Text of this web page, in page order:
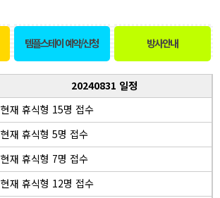
템플스테이 예약/신청 방사안내
20240831 일정
현재 휴식형 15명 접수
현재 휴식형 5명 접수
현재 휴식형 7명 접수
현재 휴식형 12명 접수